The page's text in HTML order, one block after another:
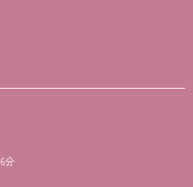
分